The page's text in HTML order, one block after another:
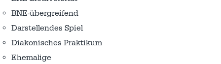
BNE-übergreifend
Darstellendes Spiel
Diakonisches Praktikum
Ehemalige